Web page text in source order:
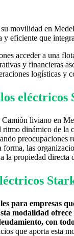
su movilidad en
y eficiente que
acceder a una
y financieras
logísticas y
liviano en
ritmo dinámico de
preocupaciones
forma, las
la propiedad
para empresas
modalidad
con
que aporta esta